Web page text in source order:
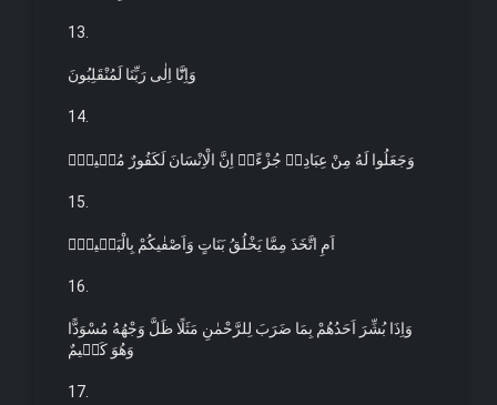
13.
وَاِنَّٓا اِلٰى رَبِّنَا لَمُنْقَلِبُونَ
14.
وَجَعَلُوا لَهُ مِنْ عِبَادِه۪ جُزْءًاۜ اِنَّ الْاِنْسَانَ لَكَفُورٌ مُب۪ينٌۜ
15.
اَمِ اتَّخَذَ مِمَّا يَخْلُقُ بَنَاتٍ وَاَصْفٰيكُمْ بِالْبَن۪ينَ۟
16.
وَاِذَا بُشِّرَ اَحَدُهُمْ بِمَا ضَرَبَ لِلرَّحْمٰنِ مَثَلًا ظَلَّ وَجْهُهُ مُسْوَدًّا
وَهُوَ كَظ۪يمٌ
17.